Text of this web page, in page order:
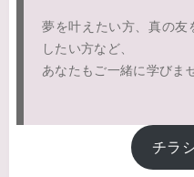
夢を叶えたい方、真の友
したい方など、
あなたもご一緒に学びま
チラ